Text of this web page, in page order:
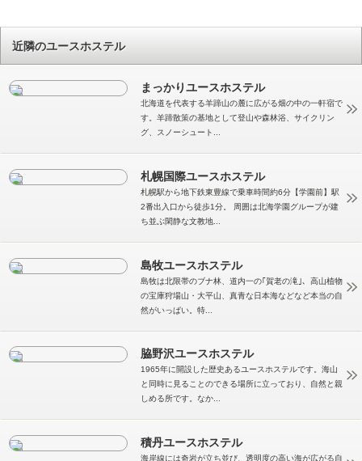
近隣のユースホステル
まっかりユースホステル
北海道を代表する羊蹄山の麓に広がる畑の中の一軒宿で
す。羊蹄散策の基地として登山や森林浴、サイクリン
グ、スノーシュート...
札幌国際ユースホステル
札幌駅から地下鉄東豊線で乗車時間約6分【学園前】駅
2番出入口から徒歩1分。 周囲は北海学園グループが建
ち並ぶ閑静な文教地...
島牧ユースホステル
島牧は北限帯のブナ林、道内一の｢賀老の滝｣、高山植物
の宝庫狩場山・大平山、真青な日本海などなど本当の自
然がいっぱい。特...
脇野沢ユースホステル
1965年に開設した歴史あるユースホステルです。海山
と同時に見ることのできる場所に立っており、自然と親
しめる所です。なか...
積丹ユースホステル
海岸線には奇岩が立ち並び、透明度の高い海が広がる自